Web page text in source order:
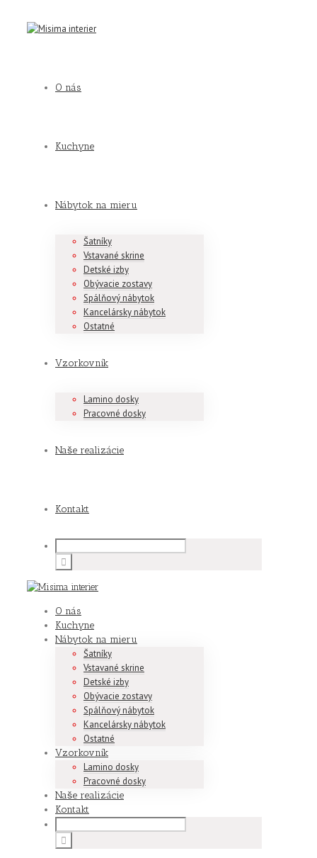
O nás
Kuchyne
Nábytok na mieru
Šatníky
Vstavané skrine
Detské izby
Obývacie zostavy
Spálňový nábytok
Kancelársky nábytok
Ostatné
Vzorkovník
Lamino dosky
Pracovné dosky
Naše realizácie
Kontakt
O nás
Kuchyne
Nábytok na mieru
Šatníky
Vstavané skrine
Detské izby
Obývacie zostavy
Spálňový nábytok
Kancelársky nábytok
Ostatné
Vzorkovník
Lamino dosky
Pracovné dosky
Naše realizácie
Kontakt